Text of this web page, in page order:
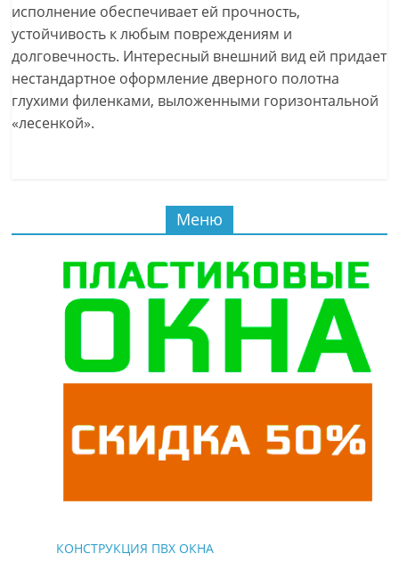
исполнение обеспечивает ей прочность,
устойчивость к любым повреждениям и
долговечность. Интересный внешний вид ей придает
нестандартное оформление дверного полотна
глухими филенками, выложенными горизонтальной
«лесенкой».
Меню
КОНСТРУКЦИЯ ПВХ ОКНА